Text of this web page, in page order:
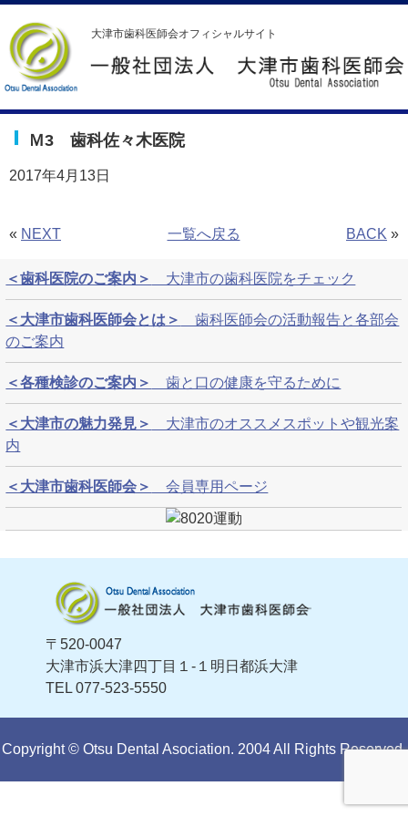
大津市歯科医師会オフィシャルサイト
Ｍ3 歯科佐々木医院
2017年4月13日
« NEXT 一覧へ戻る BACK »
＜歯科医院のご案内＞ 大津市の歯科医院をチェック
＜大津市歯科医師会とは＞
歯科医師会の活動報告と各部会
のご案内
＜各種検診のご案内＞ 歯と口の健康を守るために
＜大津市の魅力発見＞
大津市のオススメスポットや観光案
内
＜大津市歯科医師会＞ 会員専用ページ
〒520-0047
大津市浜大津四丁目１-１明日都浜大津
TEL 077-523-5550
Copyright © Otsu Dental Asociation. 2004 All Rights Reserved.